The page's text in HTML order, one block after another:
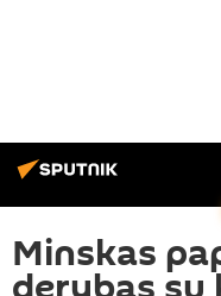
Minskas